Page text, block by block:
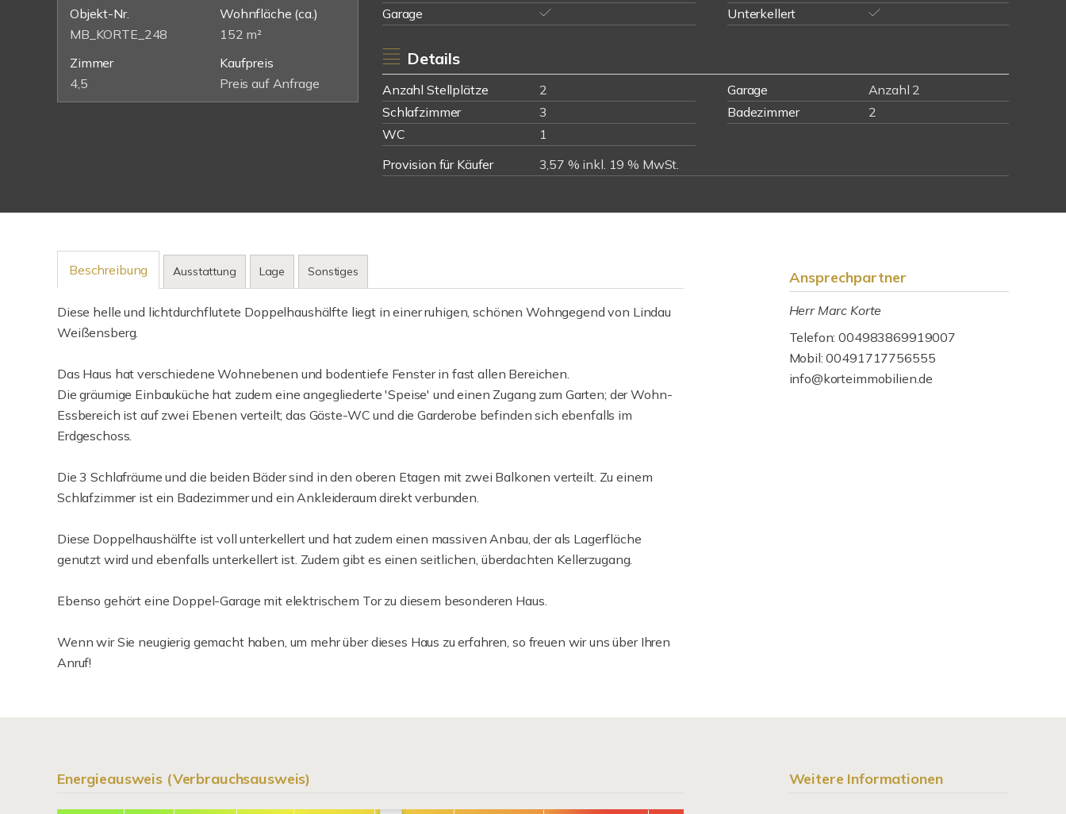
Objekt-Nr.
MB_KORTE_248
Wohnfläche (ca.)
152 m²
Zimmer
4,5
Kaufpreis
Preis auf Anfrage
Garage
Unterkellert
Details
Anzahl Stellplätze 2 Garage
Anzahl 2
Schlafzimmer
3 Badezimmer
2
WC
1
Provision für Käufer
3,57 % inkl. 19 % MwSt.
Beschreibung Ausstattung Lage Sonstiges
Diese helle und lichtdurchflutete Doppelhaushälfte liegt in einer ruhigen, schönen Wohngegend von Lindau
Weißensberg.
Das Haus hat verschiedene Wohnebenen und bodentiefe Fenster in fast allen Bereichen.
Die gräumige Einbauküche hat zudem eine angegliederte 'Speise' und einen Zugang zum Garten; der Wohn-
Essbereich ist auf zwei Ebenen verteilt; das Gäste-WC und die Garderobe befinden sich ebenfalls im
Erdgeschoss.
Die 3 Schlafräume und die beiden Bäder sind in den oberen Etagen mit zwei Balkonen verteilt. Zu einem
Schlafzimmer ist ein Badezimmer und ein Ankleideraum direkt verbunden.
Diese Doppelhaushälfte ist voll unterkellert und hat zudem einen massiven Anbau, der als Lagerfläche
genutzt wird und ebenfalls unterkellert ist. Zudem gibt es einen seitlichen, überdachten Kellerzugang.
Ebenso gehört eine Doppel-Garage mit elektrischem Tor zu diesem besonderen Haus.
Wenn wir Sie neugierig gemacht haben, um mehr über dieses Haus zu erfahren, so freuen wir uns über Ihren
Anruf!
Ansprechpartner
Herr Marc Korte
Telefon: 004983869919007
Mobil: 00491717756555
info@korteimmobilien.de
Energieausweis (Verbrauchsausweis) Weitere Informationen